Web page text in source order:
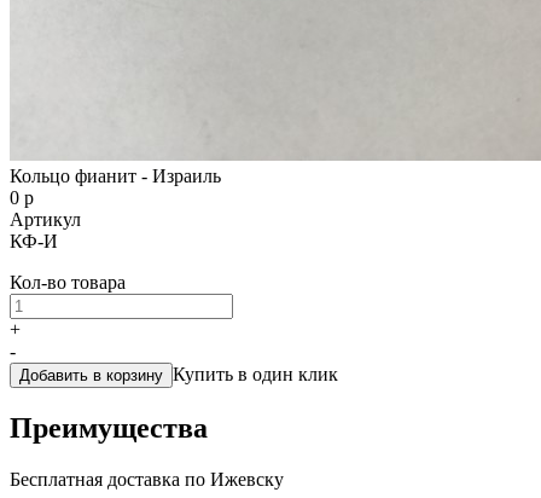
Кольцо фианит - Израиль
0 р
Артикул
КФ-И
Кол-во товара
+
-
Добавить в корзину Купить в один клик
Преимущества
Бесплатная доставка по Ижевску